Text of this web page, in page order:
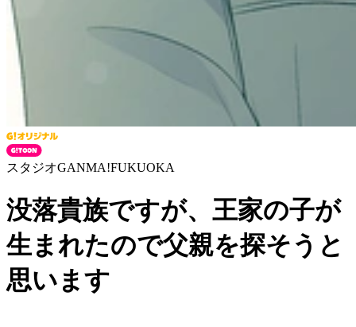
スタジオGANMA!FUKUOKA
没落貴族ですが、王家の子が
生まれたので父親を探そうと
思います